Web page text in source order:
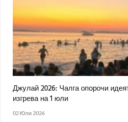
Джулай 2026: Чалга опорочи
изгрева на 1 юли
02 Юли 2026